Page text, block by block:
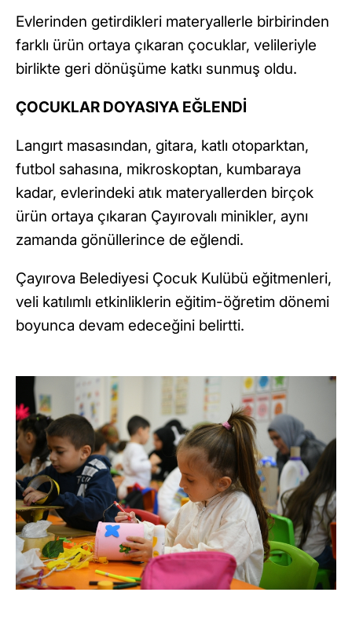
Evlerinden getirdikleri materyallerle birbirinden
farklı ürün ortaya çıkaran çocuklar, velileriyle
birlikte geri dönüşüme katkı sunmuş oldu.
ÇOCUKLAR DOYASIYA EĞLENDİ
Langırt masasından, gitara, katlı otoparktan,
futbol sahasına, mikroskoptan, kumbaraya
kadar, evlerindeki atık materyallerden birçok
ürün ortaya çıkaran Çayırovalı minikler, aynı
zamanda gönüllerince de eğlendi.
Çayırova Belediyesi Çocuk Kulübü eğitmenleri,
veli katılımlı etkinliklerin eğitim-öğretim dönemi
boyunca devam edeceğini belirtti.